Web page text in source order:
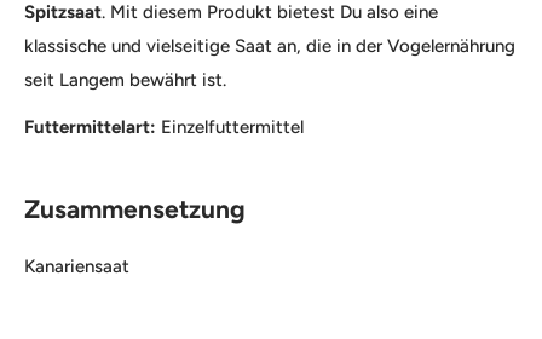
Spitzsaat. Mit diesem Produkt bietest Du also eine
klassische und vielseitige Saat an, die in der Vogelernährung
seit Langem bewährt ist.
Futtermittelart: Einzelfuttermittel
Zusammensetzung
Kanariensaat